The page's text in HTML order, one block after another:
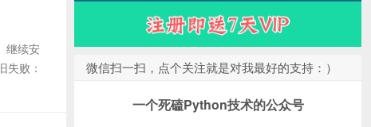
继续安
失败：
微信扫一扫，点个关注就是对我最好的支持：）
一个死磕Python技术的公众号